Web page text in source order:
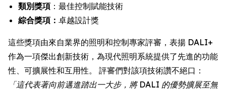
類別獎項 ：最佳控制賦能技術
綜合獎項： 卓越設計獎
這些獎項由來自業界的照明和控制專家評審，表揚 DALI+
作為一項傑出創新技術，為現代照明系統提供了先進的功能
性、可擴展性和互用性。 評審們對該項技術讚不絕口：
「這代表著向前邁進踏出一大步，將 DALI 的優勢擴展至無